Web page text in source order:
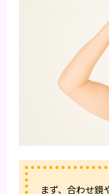
まず、合わせ鏡